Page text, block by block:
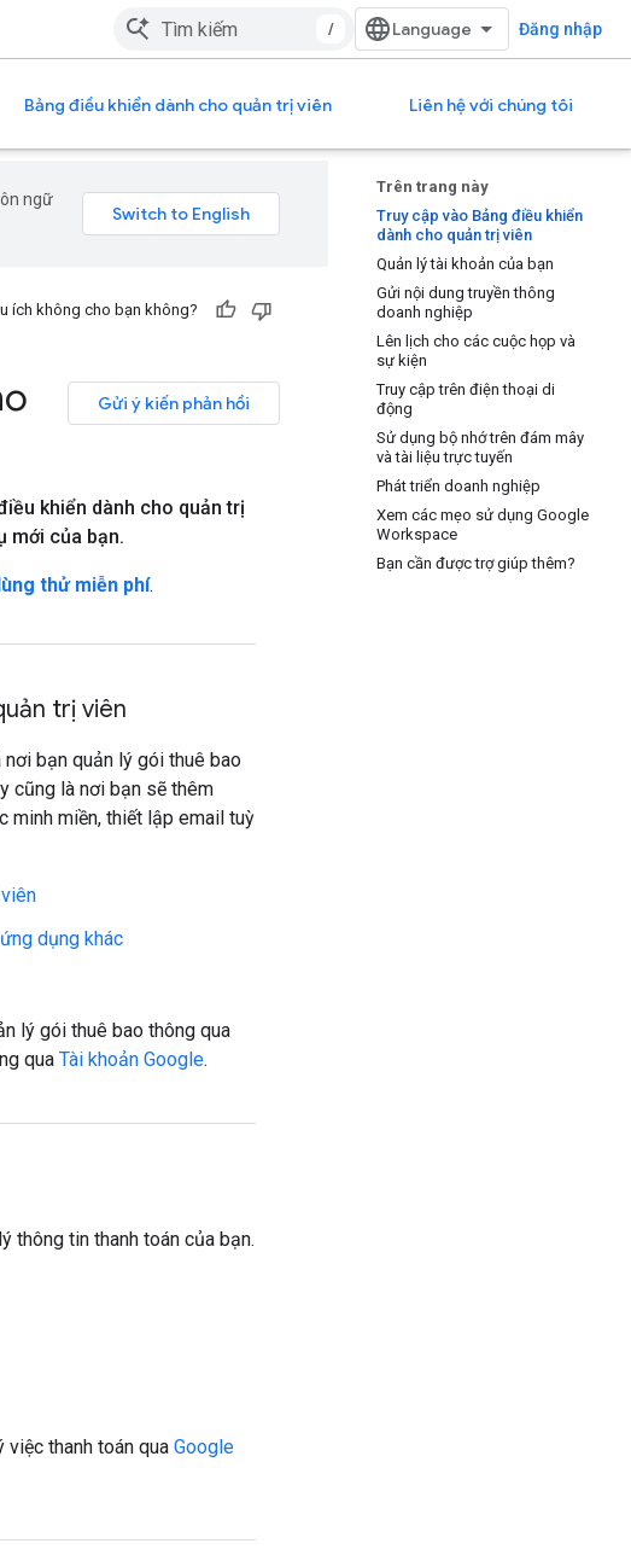
/ Đăng nhập
Bảng điều khiển dành cho quản trị viên Liên hệ với chúng tôi
Trên trang này
Truy cập vào Bảng điều khiển
dành cho quản trị viên
Quản lý tài khoản của bạn
Gửi nội dung truyền thông
doanh nghiệp
Lên lịch cho các cuộc họp và
sự kiện
Truy cập trên điện thoại di
động
Sử dụng bộ nhớ trên đám mây
và tài liệu trực tuyến
Phát triển doanh nghiệp
Xem các mẹo sử dụng Google
Workspace
Bạn cần được trợ giúp thêm?
ngữ
ích không cho bạn không?
Gửi ý kiến phản hồi
khiển dành cho quản trị
mới của bạn.
thử miễn phí.
trị viên
bạn quản lý gói thuê bao
cũng là nơi bạn sẽ thêm
minh miền, thiết lập email tuỳ
dụng khác
lý gói thuê bao thông qua
qua Tài khoản Google.
thông tin thanh toán của bạn.
việc thanh toán qua Google